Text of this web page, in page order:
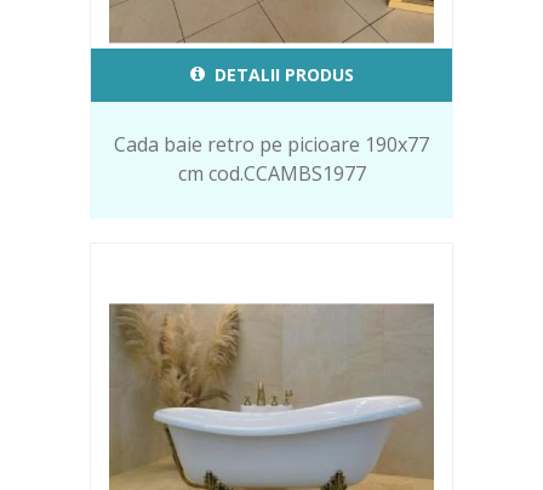
DETALII PRODUS
Cada baie retro pe picioare 190x77
cm cod.CCAMBS1977